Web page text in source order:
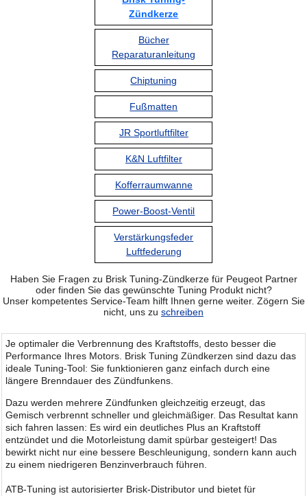
Zündkerze
Bücher
Reparaturanleitung
Chiptuning
Fußmatten
JR Sportluftfilter
K&N Luftfilter
Kofferraumwanne
Power-Boost-Ventil
Verstärkungsfeder
Luftfederung
Haben Sie Fragen zu Brisk Tuning-Zündkerze für Peugeot Partner
oder finden Sie das gewünschte Tuning Produkt nicht?
Unser kompetentes Service-Team hilft Ihnen gerne weiter. Zögern Sie
nicht, uns zu schreiben
Je optimaler die Verbrennung des Kraftstoffs, desto besser die
Performance Ihres Motors. Brisk Tuning Zündkerzen sind dazu das
ideale Tuning-Tool: Sie funktionieren ganz einfach durch eine
längere Brenndauer des Zündfunkens.
Dazu werden mehrere Zündfunken gleichzeitig erzeugt, das
Gemisch verbrennt schneller und gleichmäßiger. Das Resultat kann
sich fahren lassen: Es wird ein deutliches Plus an Kraftstoff
entzündet und die Motorleistung damit spürbar gesteigert! Das
bewirkt nicht nur eine bessere Beschleunigung, sondern kann auch
zu einem niedrigeren Benzinverbrauch führen.
ATB-Tuning ist autorisierter Brisk-Distributor und bietet für